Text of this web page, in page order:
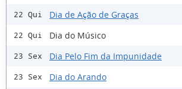
22 Qui Dia de Ação de Graças
22 Qui Dia do Músico
23 Sex Dia Pelo Fim da Impunidade
23 Sex Dia do Arando